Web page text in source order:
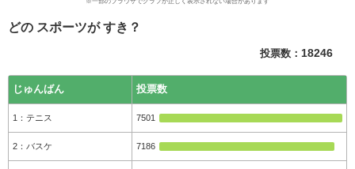
どの スポーツが すき？
投票数： 18246
じゅんばん 投票数
テニス 7501
バスケ 7186